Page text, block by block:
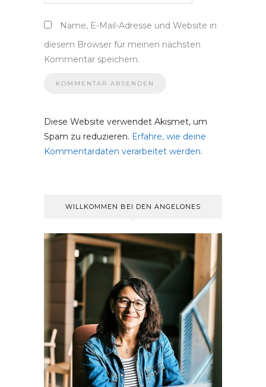
Name, E-Mail-Adresse und Website in
diesem Browser für meinen nächsten
Kommentar speichern.
Diese Website verwendet Akismet, um
Spam zu reduzieren. Erfahre, wie deine
Kommentardaten verarbeitet werden.
WILLKOMMEN BEI DEN ANGELONES